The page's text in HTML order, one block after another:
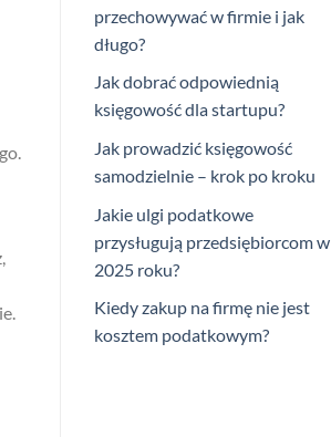
przechowywać w firmie i jak
długo?
Jak dobrać odpowiednią
księgowość dla startupu?
Jak prowadzić księgowość
samodzielnie – krok po kroku
Jakie ulgi podatkowe
przysługują przedsiębiorcom w
2025 roku?
Kiedy zakup na firmę nie jest
kosztem podatkowym?